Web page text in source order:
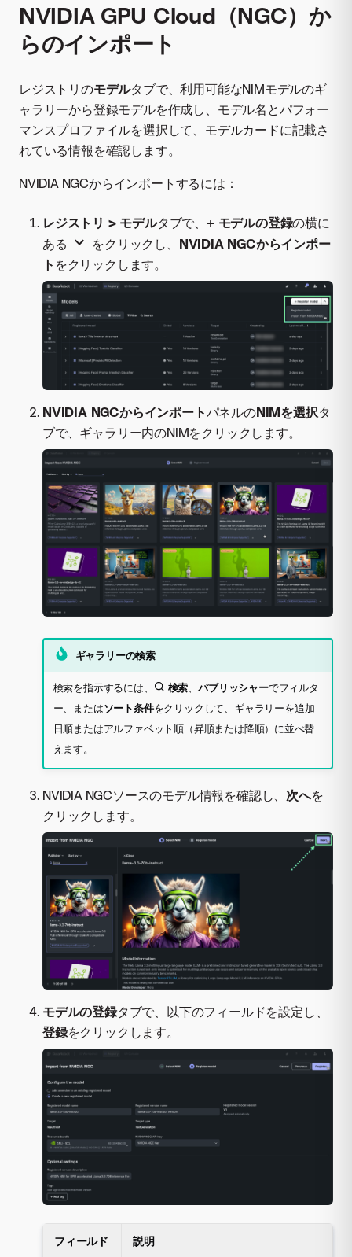
NVIDIA GPU Cloud（NGC）か
らのインポート
レジストリのモデルタブで、利用可能なNIMモデルのギ
ャラリーから登録モデルを作成し、モデル名とパフォー
マンスプロファイルを選択して、モデルカードに記載さ
れている情報を確認します。
NVIDIA NGCからインポートするには：
レジストリ > モデルタブで、 + モデルの登録の横に
ある
をクリックし、 NVIDIA NGCからインポー
ト をクリックします。
NVIDIA NGCからインポートパネルのNIMを選択タ
ブで、ギャラリー内のNIMをクリックします。
ギャラリーの検索
検索を指示するには、 検索 、パブリッシャーでフィルタ
ー、またはソート条件をクリックして、ギャラリーを追加
日順またはアルファベット順（昇順または降順）に並べ替
えます。
NVIDIA NGCソースのモデル情報を確認し、 次へを
クリックします。
モデルの登録タブで、以下のフィールドを設定し、
登録をクリックします。
フィールド 説明